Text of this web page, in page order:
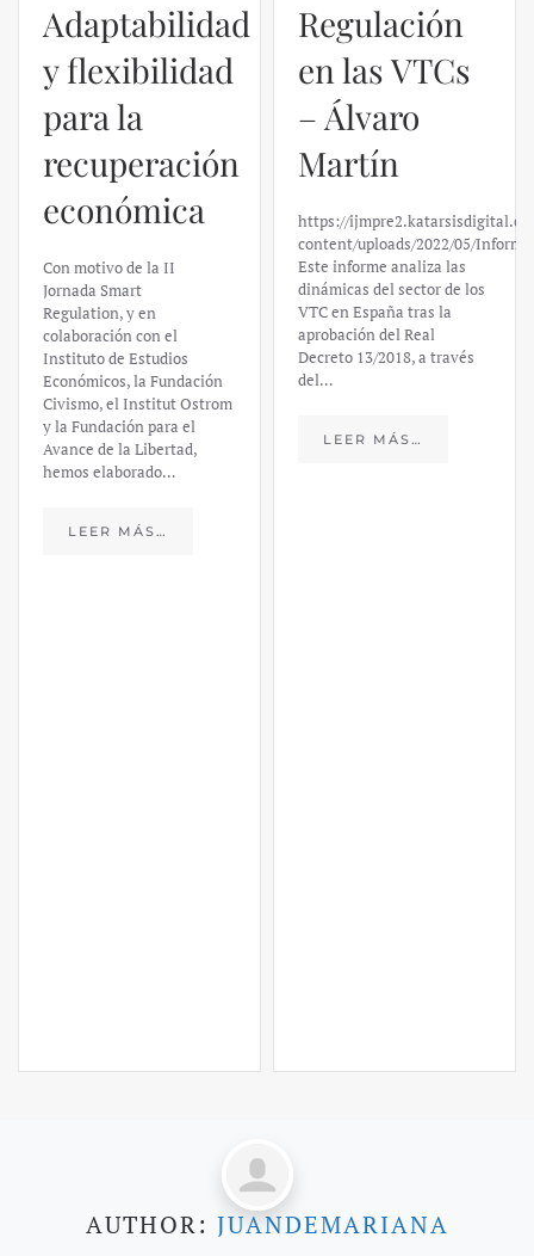
Adaptabilidad
y flexibilidad
para la
recuperación
económica
Con motivo de la II
Jornada Smart
Regulation, y en
colaboración con el
Instituto de Estudios
Económicos, la Fundación
Civismo, el Institut Ostrom
y la Fundación para el
Avance de la Libertad,
hemos elaborado…
LEER MÁS…
Regulación
en las VTCs
– Álvaro
Martín
https://
content/uploads/2022/05/
Este informe analiza las
dinámicas del sector de los
VTC en España tras la
aprobación del Real
Decreto 13/2018, a través
del…
LEER MÁS…
AUTHOR: JUANDEMARIANA